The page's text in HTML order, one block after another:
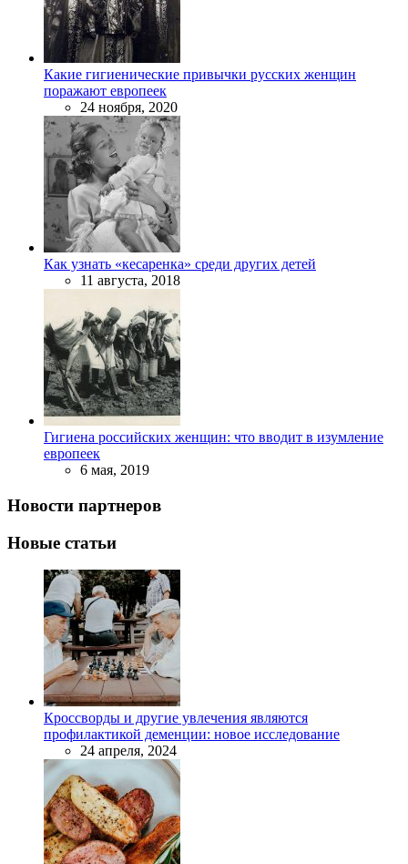
Какие гигиенические привычки русских женщин
поражают европеек
24 ноября, 2020
Как узнать «кесаренка» среди других детей
11 августа, 2018
Гигиена российских женщин: что вводит в изумление
европеек
6 мая, 2019
Новости партнеров
Новые статьи
Кроссворды и другие увлечения являются
профилактикой деменции: новое исследование
24 апреля, 2024